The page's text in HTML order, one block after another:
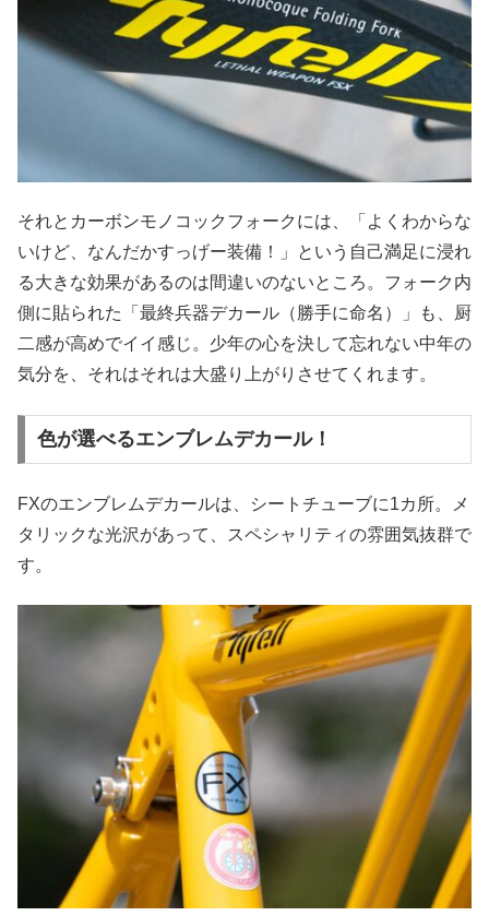
それとカーボンモノコックフォークには、「よくわからな
いけど、なんだかすっげー装備！」という自己満足に浸れ
る大きな効果があるのは間違いのないところ。フォーク内
側に貼られた「最終兵器デカール（勝手に命名）」も、厨
二感が高めでイイ感じ。少年の心を決して忘れない中年の
気分を、それはそれは大盛り上がりさせてくれます。
色が選べるエンブレムデカール！
FXのエンブレムデカールは、シートチューブに1カ所。メ
タリックな光沢があって、スペシャリティの雰囲気抜群で
す。